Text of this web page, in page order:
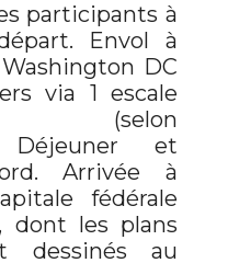
participants à
Envol à
DC
via 1 escale
(selon
Déjeuner et
Arrivée à
fédérale
dont les plans
dessinés au